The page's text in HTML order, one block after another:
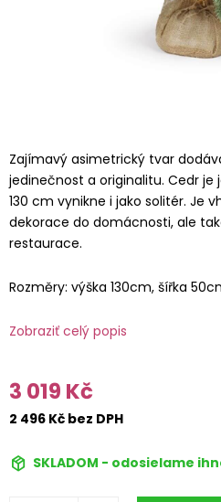
Zajímavý asimetrický tvar
jedinečnost a originalitu. Cedr je
130 cm vynikne i jako solitér. Je
dekorace do domácnosti, ale
restaurace.
Rozměry: výška 130cm, šířka
Zobraziť celý popis
3 019 Kč
2 496 Kč bez DPH
SKLADOM - odosielame